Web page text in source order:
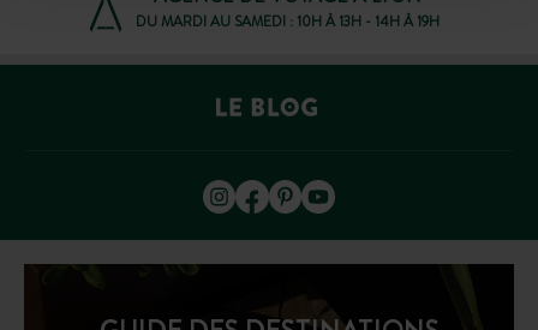
DU MARDI AU SAMEDI : 10H À 13H - 14H À 19H